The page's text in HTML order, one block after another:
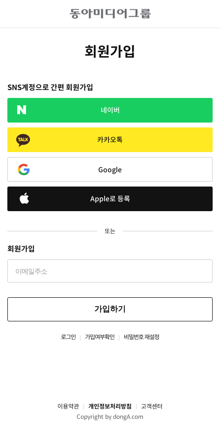
회원가입
SNS계정으로 간편 회원가입
네이버
카카오톡
Google
Apple로 등록
또는
회원가입
가입하기
로그인 가입여부확인 비밀번호 재설정
이용약관 개인정보처리방침
고객센터
Copyright by dongA.com